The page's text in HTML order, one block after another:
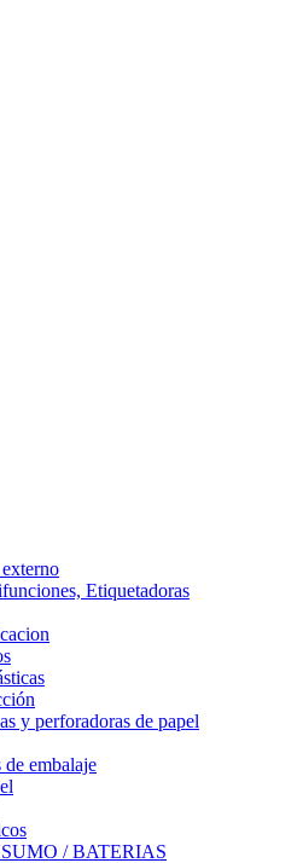
Etiquetadoras
y perforadoras de papel
embalaje
/ BATERIAS